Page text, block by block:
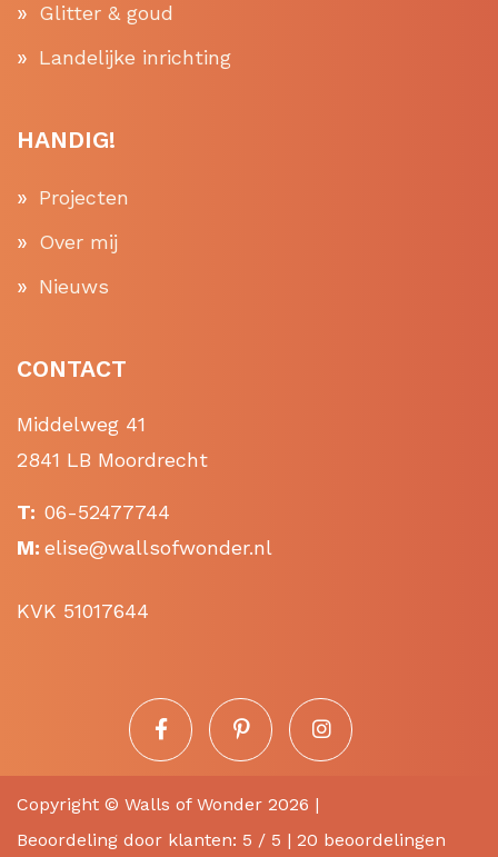
Glitter & goud
Landelijke inrichting
HANDIG!
Projecten
Over mij
Nieuws
CONTACT
Middelweg 41
2841 LB Moordrecht
T: 06-52477744
M: elise@wallsofwonder.nl
KVK 51017644
Copyright © Walls of Wonder 2026 |
Beoordeling door klanten: 5 / 5 | 20 beoordelingen